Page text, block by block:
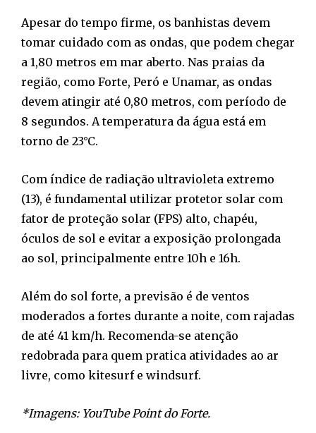
Apesar do tempo firme, os banhistas devem
tomar cuidado com as ondas, que podem chegar
a 1,80 metros em mar aberto. Nas praias da
região, como Forte, Peró e Unamar, as ondas
devem atingir até 0,80 metros, com período de
8 segundos. A temperatura da água está em
torno de 23°C.
Com índice de radiação ultravioleta extremo
(13), é fundamental utilizar protetor solar com
fator de proteção solar (FPS) alto, chapéu,
óculos de sol e evitar a exposição prolongada
ao sol, principalmente entre 10h e 16h.
Além do sol forte, a previsão é de ventos
moderados a fortes durante a noite, com rajadas
de até 41 km/h. Recomenda-se atenção
redobrada para quem pratica atividades ao ar
livre, como kitesurf e windsurf.
*Imagens: YouTube Point do Forte.